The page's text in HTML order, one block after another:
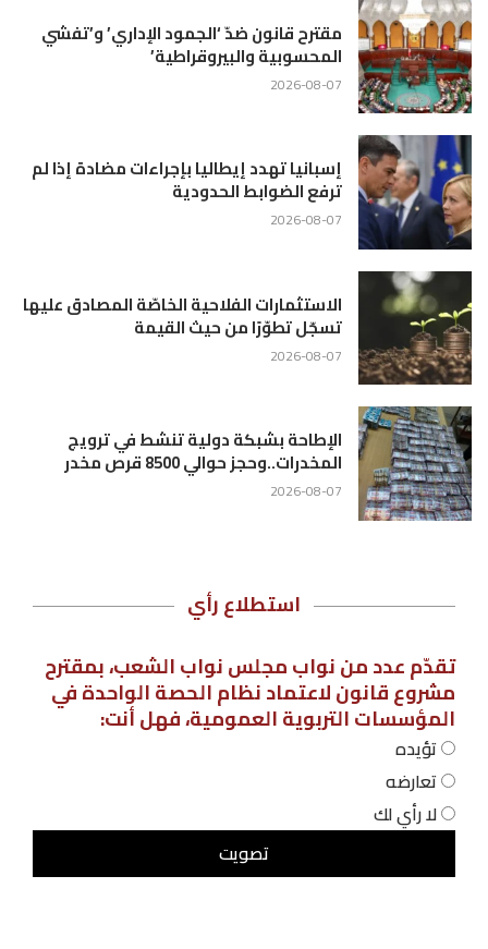
مقترح قانون ضدّ ‘الجمود الإداري’ و’تفشي
المحسوبية والبيروقراطية’
2026-08-07
إسبانيا تهدد إيطاليا بإجراءات مضادة إذا لم
ترفع الضوابط الحدودية
2026-08-07
الاستثمارات الفلاحية الخاصّة المصادق عليها
تسجّل تطوّرًا من حيث القيمة
2026-08-07
الإطاحة بشبكة دولية تنشط في ترويج
المخدرات..وحجز حوالي 8500 قرص مخدر
2026-08-07
استطلاع رأي
تقدّم عدد من نواب مجلس نواب الشعب، بمقترح
مشروع قانون لاعتماد نظام الحصة الواحدة في
المؤسسات التربوية العمومية، فهل أنت:
تؤيده
تعارضه
لا رأي لك